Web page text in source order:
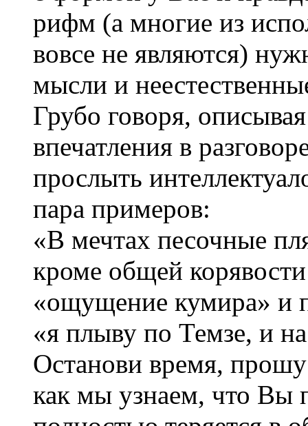
рифм (а многие из
вовсе не являются)
мысли и
Грубо говоря,
впечатления в
прослыть
пара примеров:
«В мечтах песочные
кроме общей
«ощущение кумира» и
«я плыву по Темзе, и
Останови время,
как мы узнаем, что Вы